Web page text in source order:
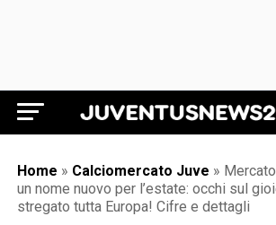
Juventus News 24
Home » Calciomercato Juve »
un nome nuovo per l’estate: occhi sul
stregato tutta Europa! Cifre e dettagli